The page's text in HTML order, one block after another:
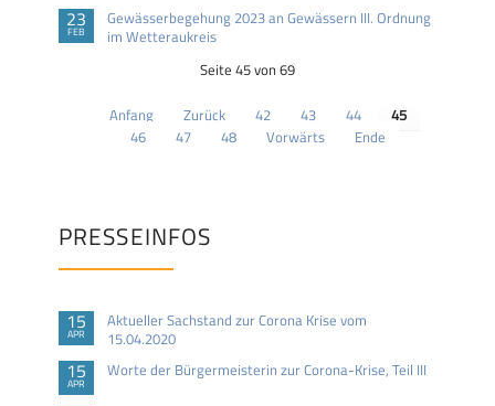
23
FEB
Gewässerbegehung 2023 an Gewässern III. Ordnung
im Wetteraukreis
Seite 45 von 69
Anfang Zurück 42 43 44
45
46
47 48 Vorwärts Ende
PRESSEINFOS
15
APR
Aktueller Sachstand zur Corona Krise vom
15.04.2020
15
APR
Worte der Bürgermeisterin zur Corona-Krise, Teil III